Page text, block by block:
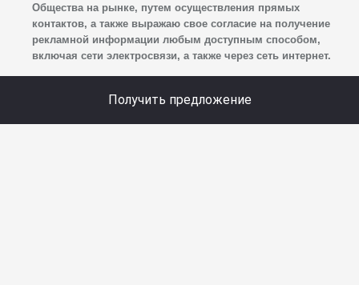
и адрес электронной почты), адреса, сведений
о впечатлениях, интересах, предпочтениях
к автомобилю(-ям) и товарам/услугам, IP-адреса,
сайта, уникального идентификатора посетителя сайта,
предпочтительного времени и способа для контакта,
Общества на рынке, путем осуществления прямых
контактов, а также выражаю свое согласие на получение
рекламной информации любым доступным способом,
включая сети электросвязи, а также через сеть интернет.
Получить предложение